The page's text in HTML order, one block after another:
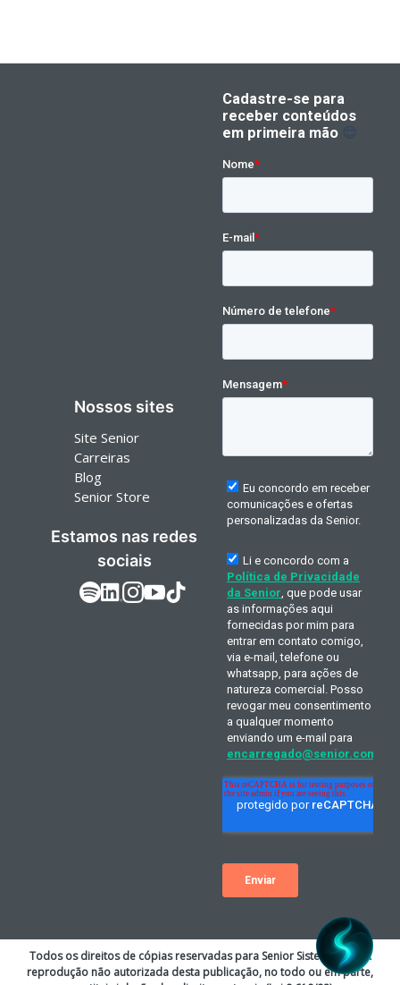
Nossos sites
Site Senior
Carreiras
Blog
Senior Store
Estamos nas redes
sociais
Todos os direitos de cópias reservadas para Senior Sistemas S.A. A
reprodução não autorizada desta publicação, no todo ou em parte,